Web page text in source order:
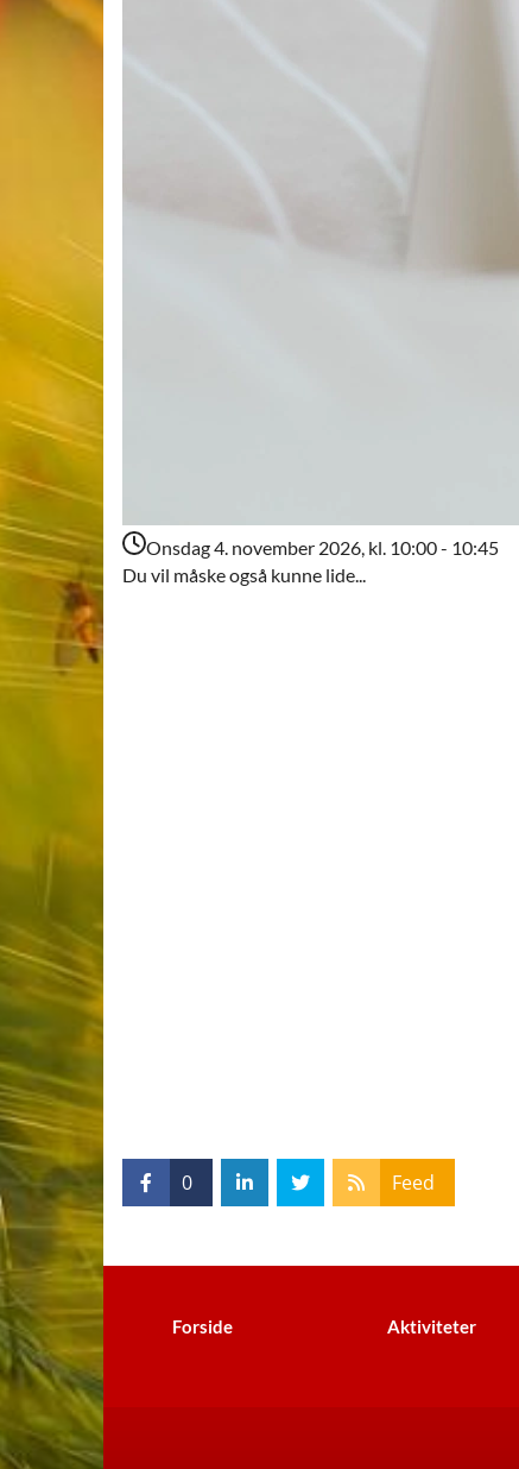
Onsdag 4. november 2026, kl. 10:00 - 10:45
Du vil måske også kunne lide...
0 Feed
Forside Aktiviteter